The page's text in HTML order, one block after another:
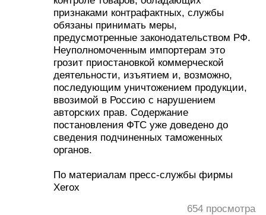
признаками контрафактных, службы
обязаны принимать меры,
предусмотренные законодательством РФ.
Неуполномоченным импортерам это
грозит приостановкой коммерческой
деятельности, изъятием и, возможно,
последующим уничтожением продукции,
ввозимой в Россию с нарушением
авторских прав. Содержание
постановления ФТС уже доведено до
сведения подчиненных таможенных
органов.
По материалам пресс-службы фирмы
Xerox
654 просмотра